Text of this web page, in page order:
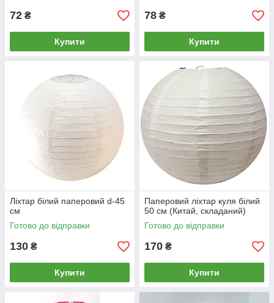
72 ₴
Купити
78 ₴
Купити
Ліхтар білий паперовий d-45
см
Готово до відправки
130 ₴
Купити
Паперовий ліхтар куля білий
50 см (Китай, складаний)
Готово до відправки
170 ₴
Купити